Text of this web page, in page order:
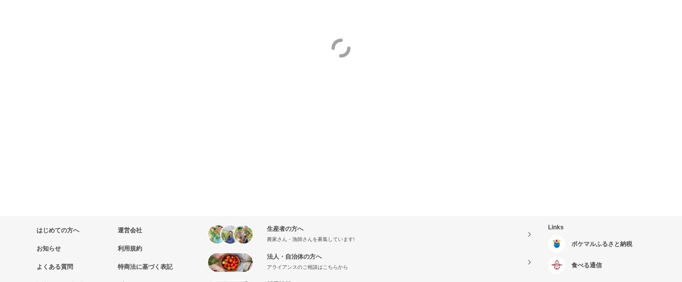
はじめての方へ
お知らせ
よくある質問
運営会社
利用規約
特商法に基づく表記
生産者の方へ
農家さん・漁師さんを募集しています!
法人・自治体の方へ
アライアンスのご相談はこちらから
Links
ポケマルふるさと納税
食べる通信